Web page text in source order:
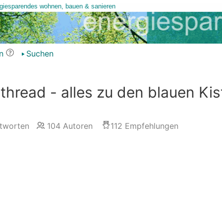
Suchen
- alles zu den blauen
104Autoren 112 Empfehlungen